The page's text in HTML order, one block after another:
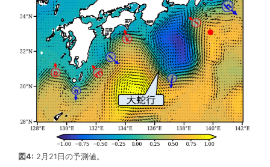
図4: 2月21日の予測値。